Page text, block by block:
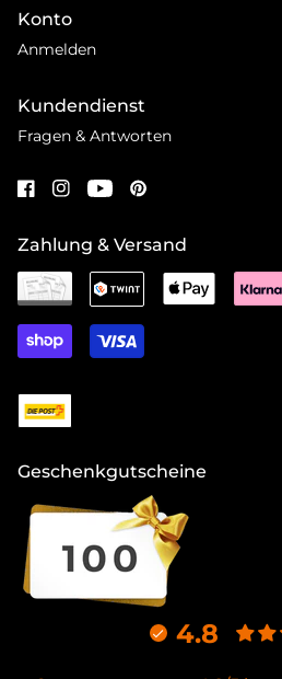
Konto
Anmelden
Kundendienst
Fragen & Antworten
Zahlung & Versand
Geschenkgutscheine
4.8